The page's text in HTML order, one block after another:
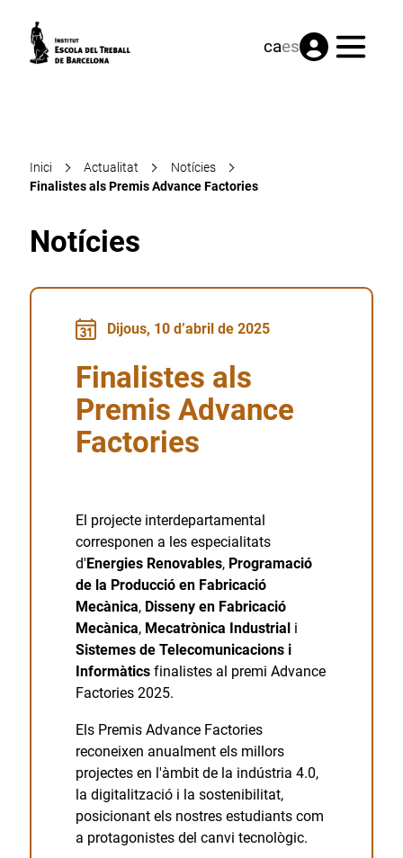
caes Menú
Inici Actualitat
Notícies
Finalistes als Premis Advance Factories
Notícies
Dijous, 10 d’abril de 2025
Finalistes als
Premis Advance
Factories
El projecte interdepartamental
corresponen a les especialitats
d' Energies Renovables, Programació
de la Producció en Fabricació
Mecànica, Disseny en Fabricació
Mecànica, Mecatrònica Industrial i
Sistemes de Telecomunicacions i
Informàticsfinalistes al premi Advance
Factories 2025.
Els Premis Advance Factories
reconeixen anualment els millors
projectes en l'àmbit de la indústria 4.0,
la digitalització i la sostenibilitat,
posicionant els nostres estudiants com
a protagonistes del canvi tecnològic.